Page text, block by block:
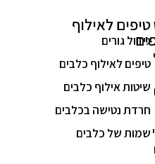
טיפים לאילוף
גידול גורים
טיפים לאילוף כלבים
שיטות אילוף כלבים
חרדת נטישה בכלבים
שמות של כלבים